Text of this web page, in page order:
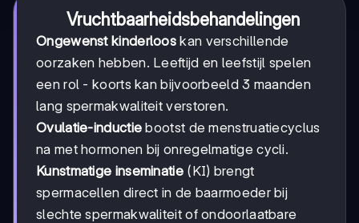
Vruchtbaarheidsbehandelingen
Ongewenst kinderloos kan verschillende
oorzaken hebben. Leeftijd en leefstijl spelen
een rol - koorts kan bijvoorbeeld 3 maanden
lang spermakwaliteit verstoren.
Ovulatie-inductie bootst de menstruatiecyclus
na met hormonen bij onregelmatige cycli.
Kunstmatige inseminatie(KI) brengt
spermacellen direct in de baarmoeder bij
slechte spermakwaliteit of ondoorlaatbare